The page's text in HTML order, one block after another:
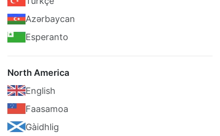
Azərbaycan
Esperanto
North America
English
Faasamoa
Gàidhlig